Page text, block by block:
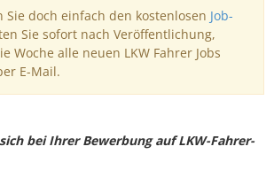
Sie doch einfach den kostenlosen Job-
Sie sofort nach Veröffentlichung,
Woche alle neuen LKW Fahrer Jobs
E-Mail.
bei Ihrer Bewerbung auf LKW-Fahrer-